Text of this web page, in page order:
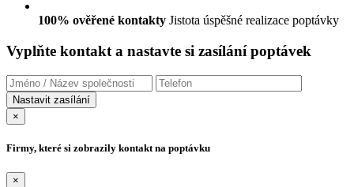
100% ověřené kontakty Jistota úspěšné realizace poptávky
Vyplňte kontakt a nastavte si zasílání poptávek
×
Firmy, které si zobrazily kontakt na poptávku
×